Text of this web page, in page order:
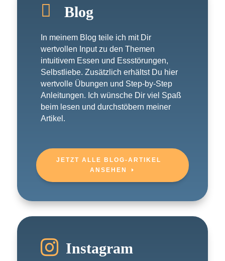
 Blog
In meinem Blog teile ich mit Dir
wertvollen Input zu den Themen
intuitivem Essen und Essstörungen,
Selbstliebe. Zusätzlich erhältst Du hier
wertvolle Übungen und Step-by-Step
Anleitungen. Ich wünsche Dir viel Spaß
beim lesen und durchstöbern meiner
Artikel.
JETZT ALLE BLOG-ARTIKEL
ANSEHEN
 Instagram